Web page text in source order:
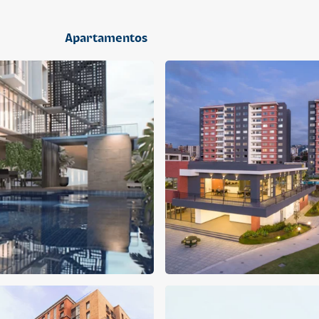
Apartamentos
APARTAMENTO
Q 1,400,000
Cuotas desde Q 9,019*
CENTRICO MADRID
CENTRICO
2 dormitorios 1 baño 2 parqueos
APARTAMENTO
Q 1,300,000
Cuotas desde Q 8,374*
CENTRICO MADRID 2
CENTRICO
2 dormitorios 1 baño 1 parqueo